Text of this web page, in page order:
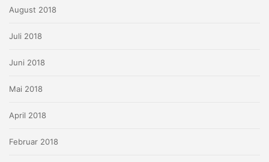
August 2018
Juli 2018
Juni 2018
Mai 2018
April 2018
Februar 2018